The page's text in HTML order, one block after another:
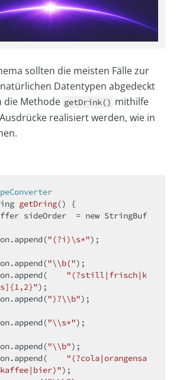
sollten die meisten Fälle zur
Datentypen abgedeckt
die Methode getDrink() mithilfe
realisiert werden, wie in
getDring()
{
sideOrder  =
new StringBuf
"(?i)\s*");
"\\b(");
"(?still|frisch|k
);
")?\\b");
"\\s*");
"\\b");
"(?cola|orangensa
);